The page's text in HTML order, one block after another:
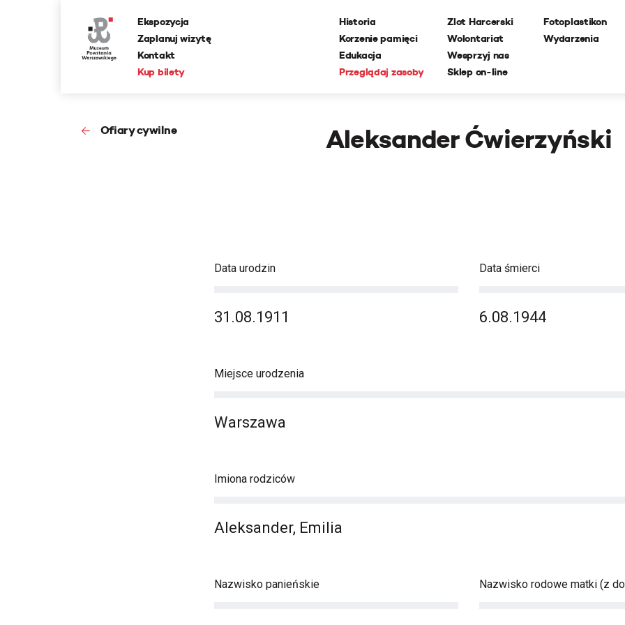
Ekspozycja
Zaplanuj wizytę
Kontakt
Kup bilety
Historia
Korzenie pamięci
Edukacja
Przeglądaj zasoby
Zlot Harcerski
Wolontariat
Wesprzyj nas
Sklep on-line
Fotoplastikon
Wydarzenia
Ofiary cywilne Aleksander Ćwierzyński
Data urodzin
31.08.1911
Data śmierci
6.08.1944
Miejsce urodzenia
Warszawa
Imiona rodziców
Aleksander, Emilia
Nazwisko panieńskie Nazwisko rodowe matki (z